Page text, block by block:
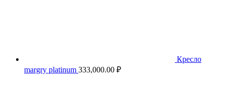
Кресло
margry platinum 333,000.00 ₽